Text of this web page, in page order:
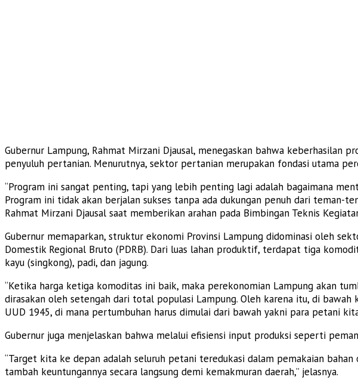
Gubernur Lampung, Rahmat Mirzani Djausal, menegaskan bahwa
penyuluh pertanian. Menurutnya, sektor pertanian merupakan fondasi utama
“Program ini sangat penting, tapi yang lebih penting lagi adalah bagaimana
Program ini tidak akan berjalan sukses tanpa ada dukungan penuh dari teman-
Rahmat Mirzani Djausal saat memberikan arahan pada Bimbingan Teknis
Gubernur memaparkan, struktur ekonomi Provinsi Lampung didominasi oleh
Domestik Regional Bruto (PDRB). Dari luas lahan produktif, terdapat tiga
kayu (singkong), padi, dan jagung.
“Ketika harga ketiga komoditas ini baik, maka perekonomian Lampung akan
dirasakan oleh setengah dari total populasi Lampung. Oleh karena itu, di
UUD 1945, di mana pertumbuhan harus dimulai dari bawah yakni para petani
Gubernur juga menjelaskan bahwa melalui efisiensi input produksi seperti
“Target kita ke depan adalah seluruh petani teredukasi dalam pemakaian
tambah keuntungannya secara langsung demi kemakmuran daerah,” jelasnya.